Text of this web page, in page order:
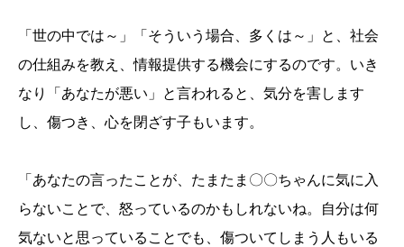
「世の中では～」「そういう場合、多くは～」と、社会
の仕組みを教え、情報提供する機会にするのです。いき
なり「あなたが悪い」と言われると、気分を害します
し、傷つき、心を閉ざす子もいます。
「あなたの言ったことが、たまたま〇〇ちゃんに気に入
らないことで、怒っているのかもしれないね。自分は何
気ないと思っていることでも、傷ついてしまう人もいる